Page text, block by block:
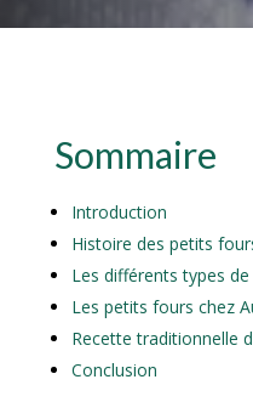
Sommaire
Introduction
Histoire des petits
Les différents types
Les petits fours chez
Recette traditionnelle
Conclusion